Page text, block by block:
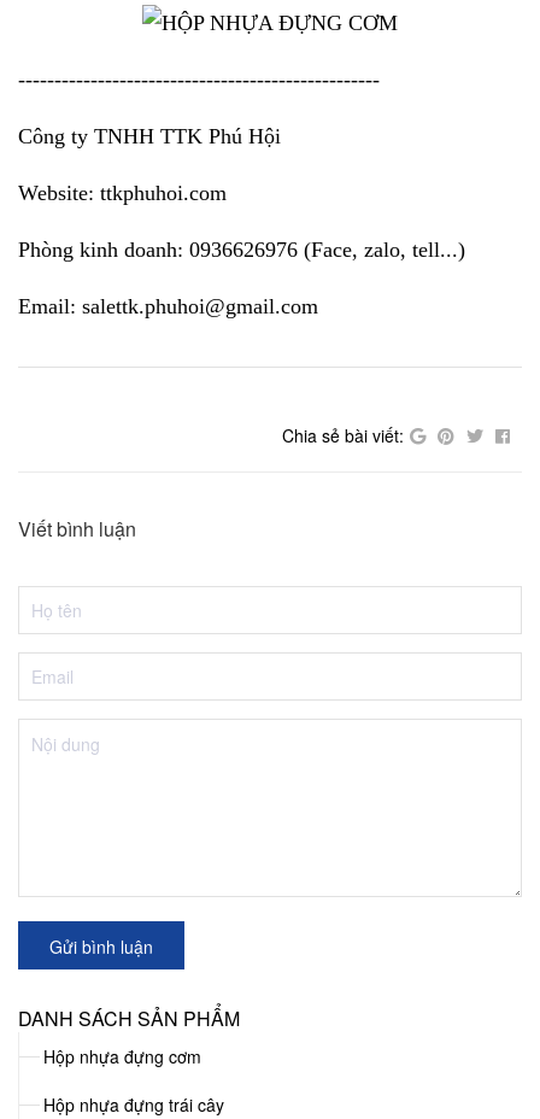
DANH SÁCH SẢN PHẨM
Hộp nhựa đựng cơm
Hộp nhựa đựng trái cây
--------------------------------------------------
Công ty TNHH TTK Phú Hội
Website: ttkphuhoi.com
Phòng kinh doanh: 0936626976 (Face, zalo, tell...)
Email: salettk.phuhoi@gmail.com
Chia sẻ bài viết:
Viết bình luận
Gửi bình luận